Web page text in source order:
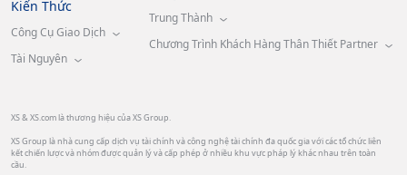
Kiến Thức
Công Cụ Giao Dịch
Tài Nguyên
Trung Thành
Chương Trình Khách Hàng Thân Thiết Partner
XS & XS.com là thương hiệu của XS Group.
XS Group là nhà cung cấp dịch vụ tài chính và công nghệ tài chính đa quốc gia với các tổ chức liên
kết chiến lược và nhóm được quản lý và cấp phép ở nhiều khu vực pháp lý khác nhau trên toàn
cầu.